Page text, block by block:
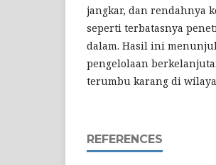
jangkar, dan rendahnya
seperti terbatasnya
dalam. Hasil ini
pengelolaan
terumbu karang di
REFERENCES